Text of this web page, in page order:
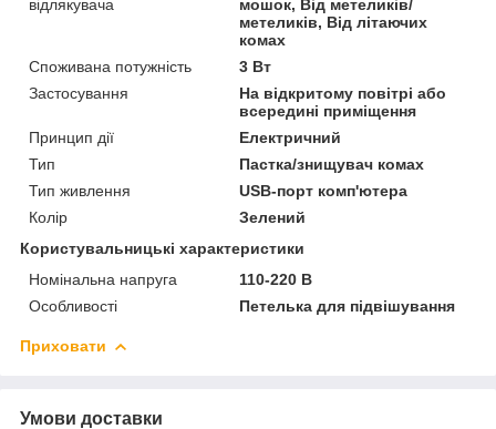
відлякувача
мошок, Від метеликів/
метеликів, Від літаючих
комах
Споживана потужність
3 Вт
Застосування
На відкритому повітрі або
всередині приміщення
Принцип дії
Електричний
Тип
Пастка/знищувач комах
Тип живлення
USB-порт комп'ютера
Колір
Зелений
Користувальницькі характеристики
Номінальна напруга
110-220 В
Особливості
Петелька для підвішування
Приховати
Умови доставки